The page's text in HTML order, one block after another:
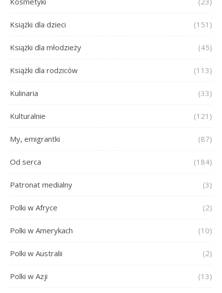
Książki dla dzieci (151)
Książki dla młodzieży (45)
Książki dla rodziców (113)
Kulinaria (33)
Kulturalnie (121)
My, emigrantki (87)
Od serca (184)
Patronat medialny (3)
Polki w Afryce (2)
Polki w Amerykach (10)
Polki w Australii (2)
Polki w Azji (13)